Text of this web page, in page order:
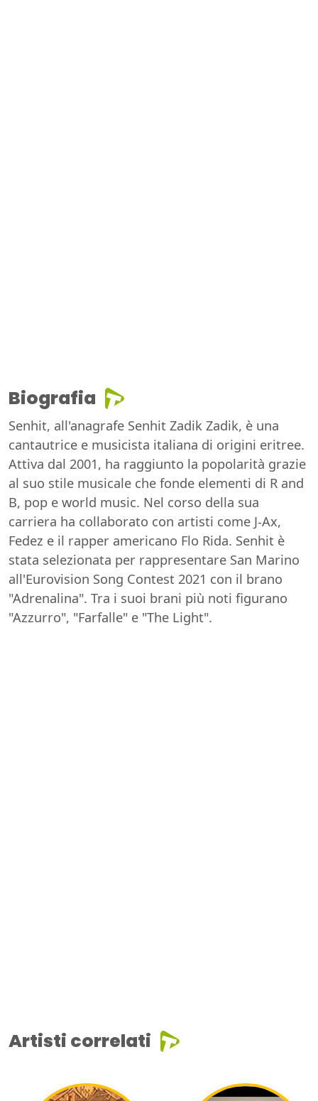
Biografia
Senhit, all'anagrafe Senhit Zadik Zadik, è una
cantautrice e musicista italiana di origini eritree.
Attiva dal 2001, ha raggiunto la popolarità grazie
al suo stile musicale che fonde elementi di R and
B, pop e world music. Nel corso della sua
carriera ha collaborato con artisti come J-Ax,
Fedez e il rapper americano Flo Rida. Senhit è
stata selezionata per rappresentare San Marino
all'Eurovision Song Contest 2021 con il brano
"Adrenalina". Tra i suoi brani più noti figurano
"Azzurro", "Farfalle" e "The Light".
Artisti correlati